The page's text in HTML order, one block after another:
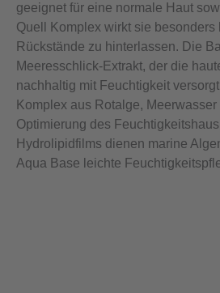
geeignet für eine normale Haut
Quell Komplex wirkt sie
Rückstände zu hinterlassen. Die
Meeresschlick-Extrakt, der die
nachhaltig mit Feuchtigkeit
Komplex aus Rotalge,
Optimierung des
Hydrolipidfilms dienen marine
Aqua Base leichte